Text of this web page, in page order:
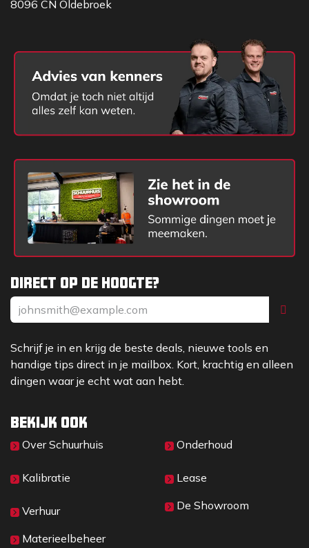
Direct op de hoogte?
Schrijf je in en krijg de beste deals, nieuwe tools en
handige tips direct in je mailbox. Kort, krachtig en alleen
dingen waar je echt wat aan hebt.
Bekijk ook
Over Sc​huurhuis
Kalibratie
Verhuur
Materieelbeheer
Onderhoud
Lease
De Showroom
8096 CN Oldebroek